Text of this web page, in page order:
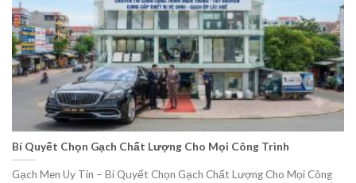
Bí Quyết Chọn Gạch Chất Lượng Cho Mọi Công Trình
Gạch Men Uy Tín – Bí Quyết Chọn Gạch Chất Lượng Cho Mọi Công